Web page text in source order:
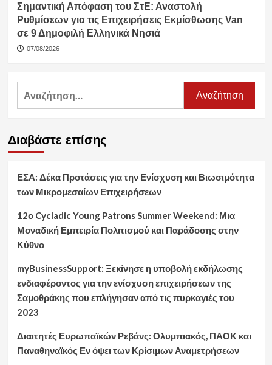
Σημαντική Απόφαση του ΣτΕ: Αναστολή
Ρυθμίσεων για τις Επιχειρήσεις Εκμίσθωσης Van
σε 9 Δημοφιλή Ελληνικά Νησιά
07/08/2026
Αναζήτηση
Διαβάστε επίσης
ΕΣΑ: Δέκα Προτάσεις για την Ενίσχυση και Βιωσιμότητα
των Μικρομεσαίων Επιχειρήσεων
12ο Cycladic Young Patrons Summer Weekend: Μια
Μοναδική Εμπειρία Πολιτισμού και Παράδοσης στην
Κύθνο
myBusinessSupport: Ξεκίνησε η υποβολή εκδήλωσης
ενδιαφέροντος για την ενίσχυση επιχειρήσεων της
Σαμοθράκης που επλήγησαν από τις πυρκαγιές του
2023
Διαιτητές Ευρωπαϊκών Ρεβάνς: Ολυμπιακός, ΠΑΟΚ και
Παναθηναϊκός Εν όψει των Κρίσιμων Αναμετρήσεων